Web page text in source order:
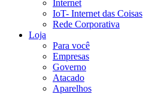
Internet
IoT- Internet das Coisas
Rede Corporativa
Loja
Para você
Empresas
Governo
Atacado
Aparelhos